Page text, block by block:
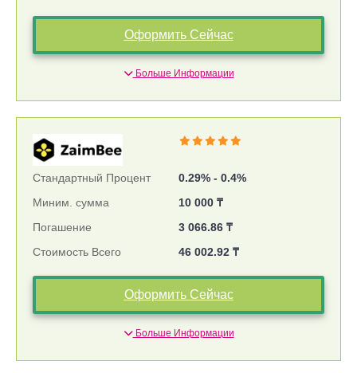
Оформить Сейчас
Больше Информации
Стандартный Процент
0.29% - 0.4%
Миним. сумма
10 000 ₸
Погашение
3 066.86 ₸
Стоимость Всего
46 002.92 ₸
Оформить Сейчас
Больше Информации